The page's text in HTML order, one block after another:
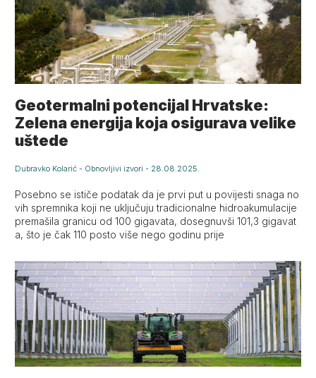
Geotermalni potencijal Hrvatske:
Zelena energija koja osigurava velike
uštede
Dubravko Kolarić - Obnovljivi izvori - 28.08.2025.
Posebno se ističe podatak da je prvi put u povijesti snaga no
vih spremnika koji ne uključuju tradicionalne hidroakumulacije
premašila granicu od 100 gigavata, dosegnuvši 101,3 gigavat
a, što je čak 110 posto više nego godinu prije